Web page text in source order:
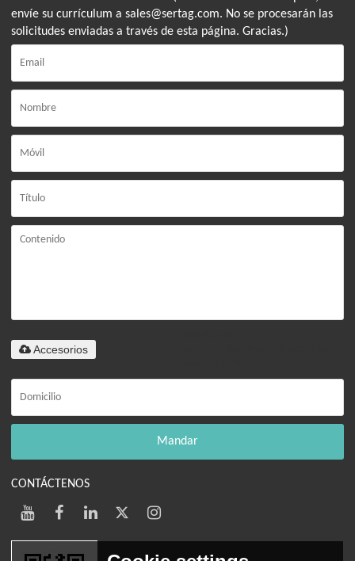
envíe su currículum a sales@sertag.com. No se procesarán las
solicitudes enviadas a través de esta página. Gracias.)
Accesorios
Mandar
CONTÁCTENOS